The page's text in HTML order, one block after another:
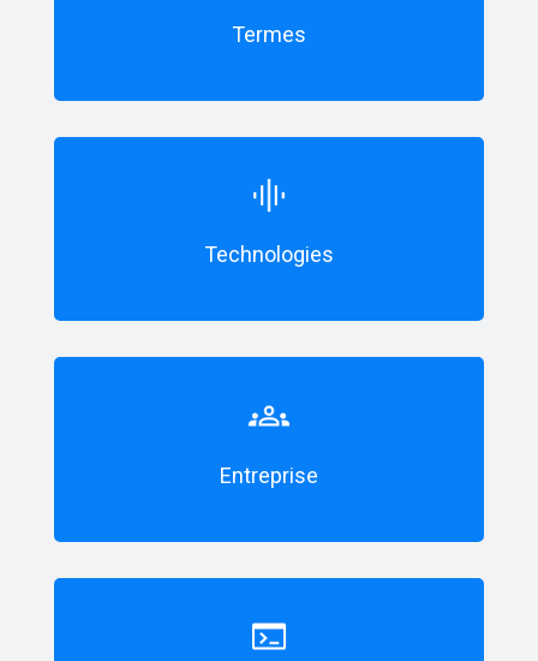
Termes
Technologies
Entreprise